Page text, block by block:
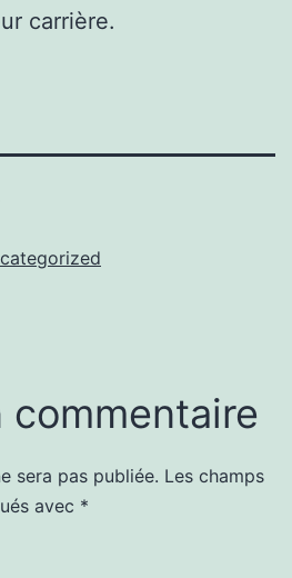
carrière.
commentaire
sera pas publiée. Les champs
avec *